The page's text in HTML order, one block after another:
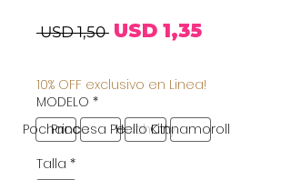
USD 1,50 Precio
USD 1,35
de
10% OFF exclusivo en Linea!
MODELO *
Pochacco
Princesa Peach
Hello KittyCinnamoroll
Talla *